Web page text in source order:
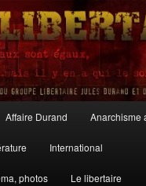
Affaire Durand Anarchisme
International
photos Le libertaire